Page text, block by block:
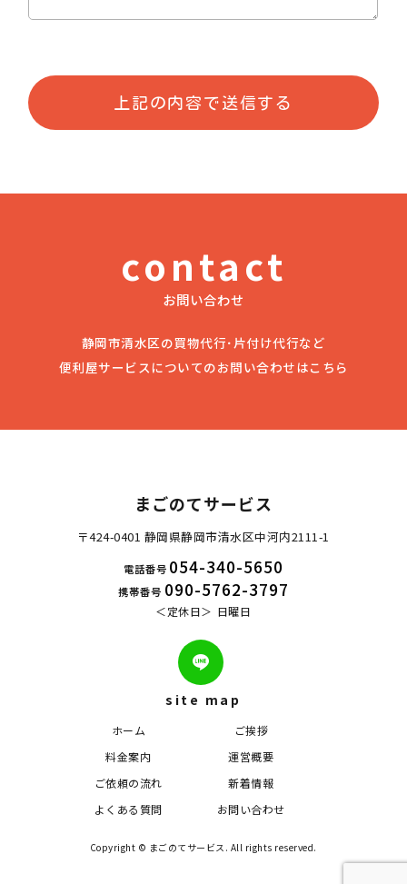
contact
お問い合わせ
静岡市清水区の買物代行･片付け代行など
便利屋サービスについてのお問い合わせはこちら
まごのてサービス
〒424-0401 静岡県静岡市清水区中河内2111-1
電話番号 054-340-5650
携帯番号 090-5762-3797
定休日 日曜日
site map
ホーム
料金案内
ご依頼の流れ
よくある質問
ご挨拶
運営概要
新着情報
お問い合わせ
Copyright © まごのてサービス. All rights reserved.